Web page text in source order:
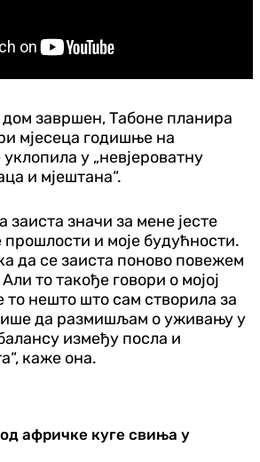
завршен, Табоне планира
мјесеца годишње на
уклопила у „невјероватну
и мјештана“.
заиста значи за мене јесте
прошлости и моје будућности.
да се заиста поново повежем
то такође говори о мојој
то нешто што сам створила за
да размишљам о уживању у
између посла и
каже она.
афричке куге свиња у